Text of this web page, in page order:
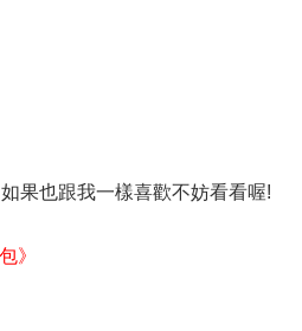
果也跟我一樣喜歡不妨看看喔!
》